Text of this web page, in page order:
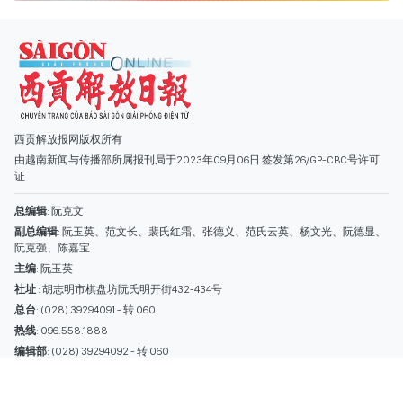
副总编辑: 阮玉英、范文长、裴氏红霜、张德义、范氏云英、杨文光、阮德显、
阮克强、陈嘉宝
主编: 阮玉英
社址: 胡志明市棋盘坊阮氏明开街432-434号
总台: (028) 39294091 - 转 060
热线: 096.558.1888
编辑部: (028) 39294092 - 转 060
电子信箱
广告部
(028) 38334185
quangcaohoavan09@gmail.com;
类别